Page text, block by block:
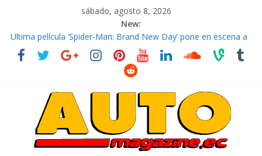
sábado, agosto 8, 2026
New:
El costo de tener un vehículo gana protagonismo a la hora de
decidir
Ultima película ‘Spider‑Man: Brand New Day’ pone en escena a
La Vuelta al Ecuador 2026, edición 47ª, recorre 7 provincias en 8
La FEDAK recibe 12 Sinotruk Bolden para cubrir las rutas de La